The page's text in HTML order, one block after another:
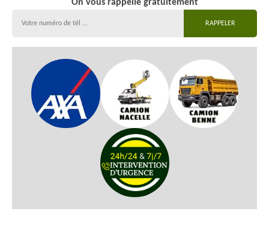
On vous rappelle gratuitement